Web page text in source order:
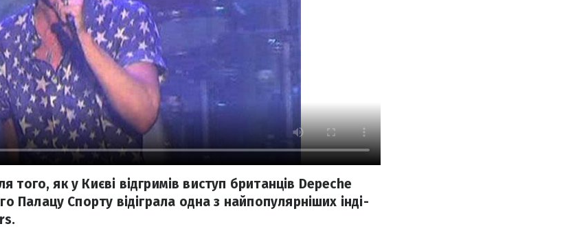
того, як у Києві відгримів виступ британців Depeche
Палацу Спорту відіграла одна з найпопулярніших інді-